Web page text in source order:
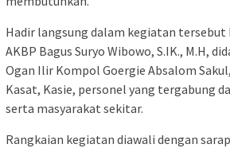
Hadir langsung dalam kegiatan
AKBP Bagus Suryo Wibowo, S.IK., M.H,
Ogan Ilir Kompol Goergie Absalom
Kasat, Kasie, personel yang tergabung
serta masyarakat sekitar.
Rangkaian kegiatan diawali dengan